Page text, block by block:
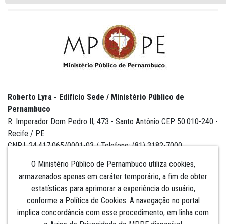
O Ministério Público de Pernambuco utiliza cookies,
armazenados apenas em caráter temporário, a fim de obter
estatísticas para aprimorar a experiência do usuário,
conforme a Política de Cookies. A navegação no portal
implica concordância com esse procedimento, em linha com
Roberto Lyra - Edifício Sede / Ministério Público de
Pernambuco
R. Imperador Dom Pedro II, 473 - Santo Antônio CEP 50.010-240 -
Recife / PE
CNPJ: 24.417.065/0001-03 / Telefone: (81) 3182-7000
Institucional
Comunicação